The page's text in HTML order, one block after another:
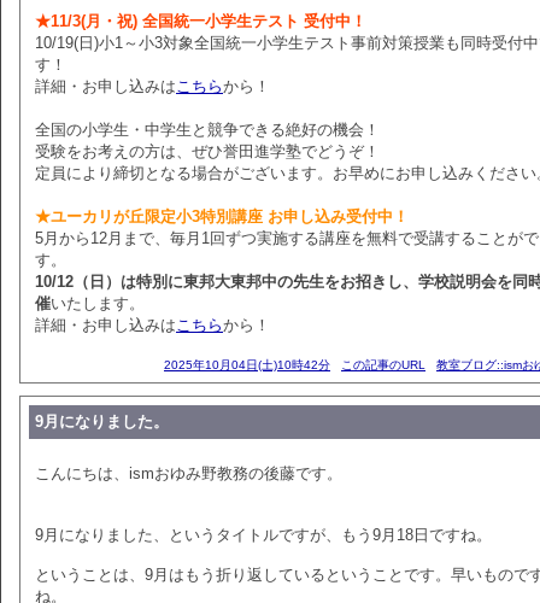
★11/3(月・祝) 全国統一小学生テスト 受付中！
10/19(日)小1～小3対象全国統一小学生テスト事前対策授業も同時受付
す！
詳細・お申し込みはこちらから！
全国の小学生・中学生と競争できる絶好の機会！
受験をお考えの方は、ぜひ誉田進学塾でどうぞ！
定員により締切となる場合がございます。お早めにお申し込みください
★ユーカリが丘限定小3特別講座 お申し込み受付中！
5月から12月まで、毎月1回ずつ実施する講座を無料で受講することが
す。
10/12（日）は特別に東邦大東邦中の先生をお招きし、学校説明会を同
催いたします。
詳細・お申し込みはこちらから！
2025年10月04日(土)10時42分 この記事のURL 教室ブログ::ismお
9月になりました。
こんにちは、ismおゆみ野教務の後藤です。
9月になりました、というタイトルですが、もう9月18日ですね。
ということは、9月はもう折り返しているということです。早いもので
ね。